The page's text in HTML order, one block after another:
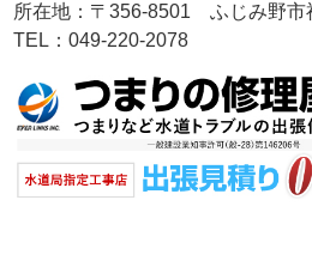
所在地：〒356-8501 ふじみ野市
TEL：049-220-2078